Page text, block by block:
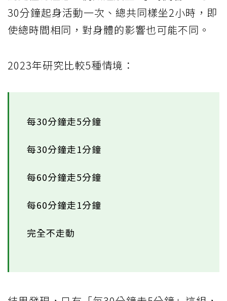
30分鐘起身活動一次、總共同樣坐2小時，即
使總時間相同，對身體的影響也可能不同。
2023年研究比較5種情境：
每30分鐘走5分鐘
每30分鐘走1分鐘
每60分鐘走5分鐘
每60分鐘走1分鐘
完全不走動